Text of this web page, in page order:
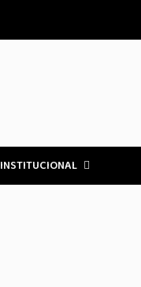
INSTITUCIONAL